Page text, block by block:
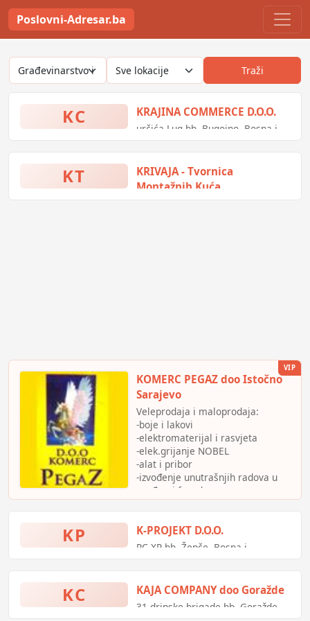
Poslovni-Adresar.ba
Traži
KC KRAJINA COMMERCE D.O.O.
určića Lug bb, Bugojno, Bosna i
KT
KRIVAJA - Tvornica
Montažnih Kuća
VIP
KOMERC PEGAZ doo Istočno
Sarajevo
Veleprodaja i maloprodaja:
-boje i lakovi
-elektromaterijal i rasvjeta
-elek.grijanje NOBEL
-alat i pribor
-izvođenje unutrašnjih radova u
građev. i fasada
KP K-PROJEKT D.O.O.
PC XP bb, Žepče, Bosna i
KC KAJA COMPANY doo Goražde
31 drinske brigade bb, Goražde,